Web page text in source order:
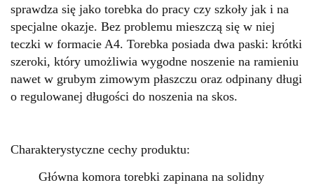
sprawdza się jako torebka do pracy czy szkoły jak i na
specjalne okazje. Bez problemu mieszczą się w niej
teczki w formacie A4. Torebka posiada dwa paski: krótki
szeroki, który umożliwia wygodne noszenie na ramieniu
nawet w grubym zimowym płaszczu oraz odpinany długi
o regulowanej długości do noszenia na skos.
Charakterystyczne cechy produktu:
Główna komora torebki zapinana na solidny